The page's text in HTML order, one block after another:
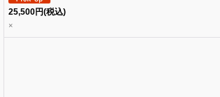
25,500円(税込)
×